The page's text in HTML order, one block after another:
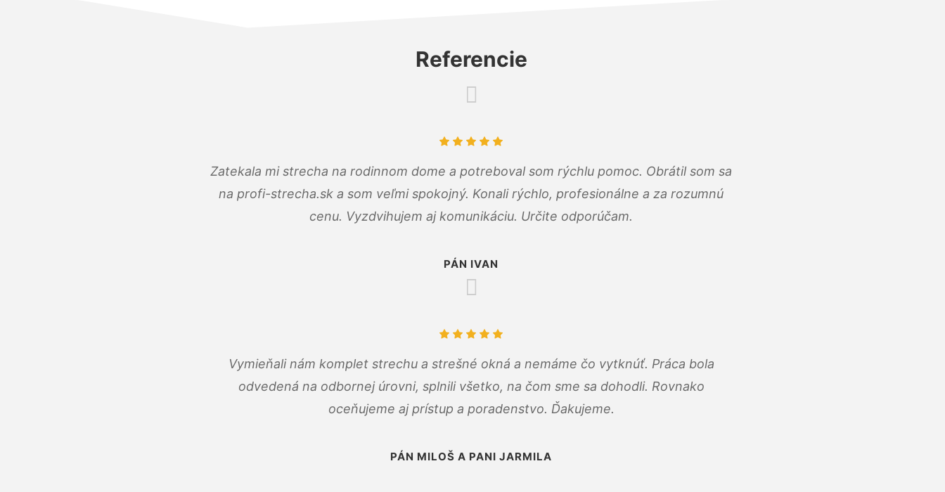
Referencie
Zatekala mi strecha na rodinnom dome a potreboval som rýchlu pomoc. Obrátil som sa
na profi-strecha.sk a som veľmi spokojný. Konali rýchlo, profesionálne a za rozumnú
cenu. Vyzdvihujem aj komunikáciu. Určite odporúčam.
PÁN IVAN
Vymieňali nám komplet strechu a strešné okná a nemáme čo vytknúť. Práca bola
odvedená na odbornej úrovni, splnili všetko, na čom sme sa dohodli. Rovnako
oceňujeme aj prístup a poradenstvo. Ďakujeme.
PÁN MILOŠ A PANI JARMILA